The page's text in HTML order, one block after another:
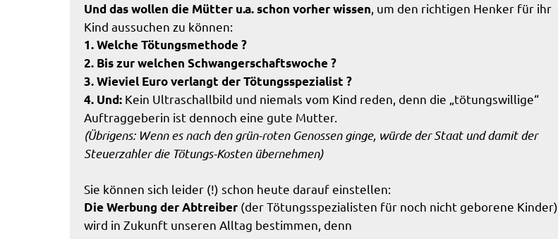
Und das wollen die Mütter u.a. schon vorher wissen , um den richtigen Henker für ihr
Kind aussuchen zu können:
1. Welche Tötungsmethode ?
2. Bis zur welchen Schwangerschaftswoche ?
3. Wieviel Euro verlangt der Tötungsspezialist ?
4. Und: Kein Ultraschallbild und niemals vom Kind reden, denn die „tötungswillige“
Auftraggeberin ist dennoch eine gute Mutter.
(Übrigens: Wenn es nach den grün-roten Genossen ginge, würde der Staat und damit der
Steuerzahler die Tötungs-Kosten übernehmen)
Sie können sich leider (!) schon heute darauf einstellen:
Die Werbung der Abtreiber (der Tötungsspezialisten für noch nicht geborene Kinder)
wird in Zukunft unseren Alltag bestimmen, denn